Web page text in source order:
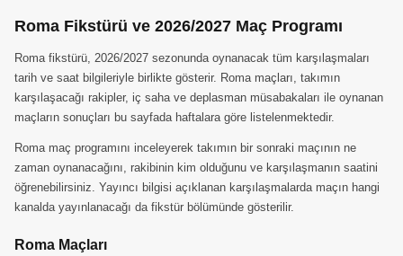
Roma Fikstürü ve 2026/2027 Maç Programı
Roma fikstürü, 2026/2027 sezonunda oynanacak tüm karşılaşmaları
tarih ve saat bilgileriyle birlikte gösterir. Roma maçları, takımın
karşılaşacağı rakipler, iç saha ve deplasman müsabakaları ile oynanan
maçların sonuçları bu sayfada haftalara göre listelenmektedir.
Roma maç programını inceleyerek takımın bir sonraki maçının ne
zaman oynanacağını, rakibinin kim olduğunu ve karşılaşmanın saatini
öğrenebilirsiniz. Yayıncı bilgisi açıklanan karşılaşmalarda maçın hangi
kanalda yayınlanacağı da fikstür bölümünde gösterilir.
Roma Maçları